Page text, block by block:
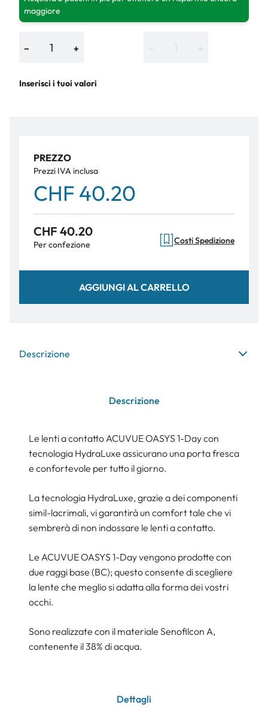
maggiore
− +
Inserisci i tuoi valori
PREZZO
Prezzi IVA inclusa
CHF 40.20
CHF 40.20
Per confezione Costi Spedizione
AGGIUNGI AL CARRELLO
Descrizione
Descrizione
Le lenti a contatto ACUVUE OASYS 1-Day con
tecnologia HydraLuxe assicurano una porta fresca
e confortevole per tutto il giorno.
La tecnologia HydraLuxe, grazie a dei componenti
simil-lacrimali, vi garantirà un comfort tale che vi
sembrerà di non indossare le lenti a contatto.
Le ACUVUE OASYS 1-Day vengono prodotte con
due raggi base (BC); questo consente di scegliere
la lente che meglio si adatta alla forma dei vostri
occhi.
Sono realizzate con il materiale Senofilcon A,
contenente il 38% di acqua.
Dettagli